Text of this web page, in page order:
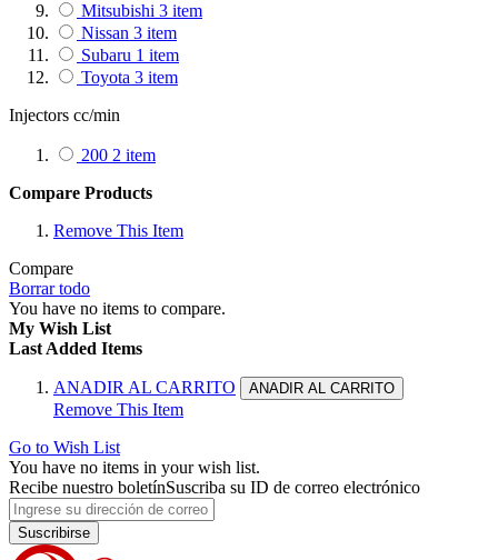
Mitsubishi 3 item
Nissan 3 item
Subaru 1 item
Toyota 3 item
Injectors cc/min
200 2 item
Compare Products
Remove This Item
Compare
Borrar todo
You have no items to compare.
My Wish List
Last Added Items
ANADIR AL CARRITO ANADIR AL CARRITO
Remove This Item
Go to Wish List
You have no items in your wish list.
Recibe nuestro boletínSuscriba su ID de correo electrónico
Suscribirse